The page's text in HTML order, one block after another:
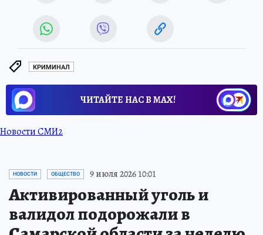
КРИМИНАЛ
ЧИТАЙТЕ НАС В МАХ!
Новости СМИ2
НОВОСТИ ОБЩЕСТВО 9 июля 2026 10:01
Активированный уголь и
валидол подорожали в